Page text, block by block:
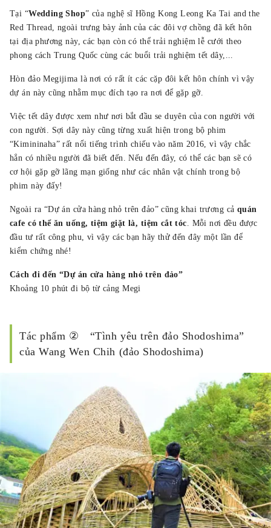
Tại “Wedding Shop” của nghệ sĩ Hồng Kong Leong Ka Tai and the
Red Thread, ngoài trưng bày ảnh của các đôi vợ chồng đã kết hôn
tại địa phương này, các bạn còn có thể trải nghiệm lễ cưới theo
phong cách Trung Quốc cùng các buổi trải nghiệm tết dây,...
Hòn đảo Megijima là nơi có rất ít các cặp đôi kết hôn chính vì vậy
dự án này cũng nhằm mục đích tạo ra nơi để gặp gỡ.
Việc tết dây được xem như nơi bắt đầu se duyên của con người với
con người. Sợi dây này cũng từng xuất hiện trong bộ phim
“Kimininaha” rất nổi tiếng trình chiếu vào năm 2016, vì vậy chắc
hẳn có nhiều người đã biết đến. Nếu đến đây, có thể các bạn sẽ có
cơ hội gặp gỡ lãng mạn giống như các nhân vật chính trong bộ
phim này đấy!
Ngoài ra “Dự án cửa hàng nhỏ trên đảo” cũng khai trương cả quán
cafe có thể ăn uống, tiệm giặt là, tiệm cắt tóc . Mỗi nơi đều được
đầu tư rất công phu, vì vậy các bạn hãy thử đến đây một lần để
kiểm chứng nhé!
Cách đi đến “Dự án cửa hàng nhỏ trên đảo”
Khoảng 10 phút đi bộ từ cảng Megi
Tác phẩm ② “Tình yêu trên đảo Shodoshima”
của Wang Wen Chih (đảo Shodoshima)